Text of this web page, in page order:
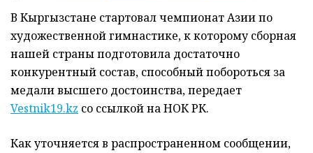
В Кыргызстане стартовал чемпионат Азии по
художественной гимнастике, к которому сборная
нашей страны подготовила достаточно
конкурентный состав, способный побороться за
медали высшего достоинства, передает
Vestnik19.kz со ссылкой на НОК РК.
Как уточняется в распространенном сообщении,